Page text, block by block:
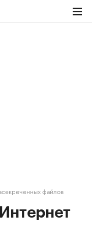
файлов